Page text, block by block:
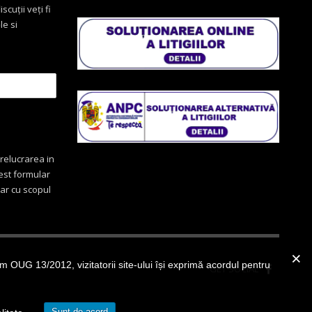
veți fi
si
in
formular
cu scopul
GET SOCIAL
OUG 13/2012, vizitatorii site-ului își exprimă acordul pentru